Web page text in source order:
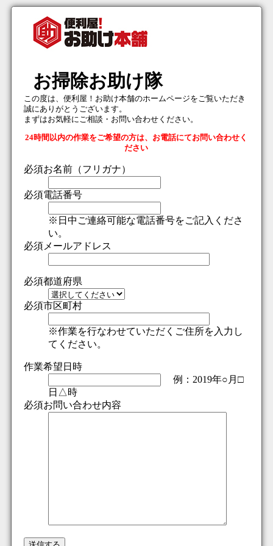
お掃除お助け隊
この度は、便利屋！お助け本舗のホームページをご覧いただき
誠にありがとうございます。
まずはお気軽にご相談・お問い合わせください。
24時間以内の作業をご希望の方は、お電話にてお問い合わせく
ださい
必須お名前（フリガナ）
必須電話番号
※日中ご連絡可能な電話番号をご記入くださ
い。
必須メールアドレス
必須都道府県
必須市区町村
※作業を行なわせていただくご住所を入力し
てください。
作業希望日時
例：2019年○月□
日△時
必須お問い合わせ内容